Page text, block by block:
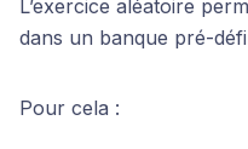
L’exercice aléatoire
dans un banque pré-
Pour cela :